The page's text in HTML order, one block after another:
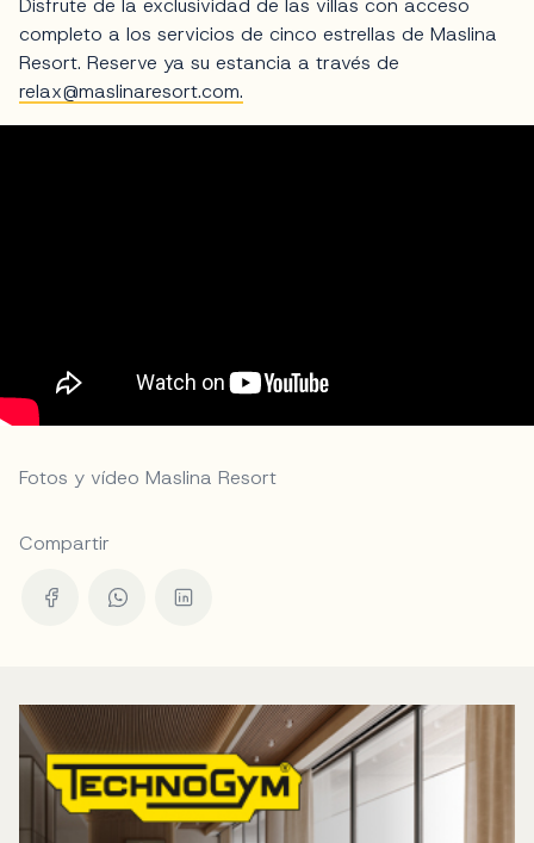
Disfrute de la exclusividad de las villas con acceso
completo a los servicios de cinco estrellas de Maslina
Resort. Reserve ya su estancia a través de
relax@maslinaresort.com.
Fotos y vídeo Maslina Resort
Compartir